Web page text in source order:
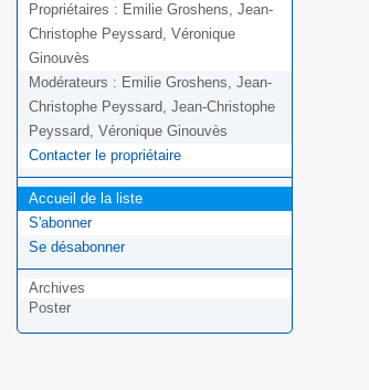
Propriétaires : Emilie Groshens, Jean-
Christophe Peyssard, Véronique
Ginouvès
Modérateurs : Emilie Groshens, Jean-
Christophe Peyssard, Jean-Christophe
Peyssard, Véronique Ginouvès
Contacter le propriétaire
Accueil de la liste
S'abonner
Se désabonner
Archives
Poster